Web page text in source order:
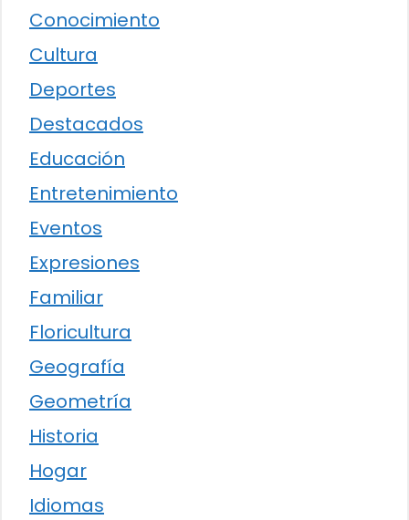
Conocimiento
Cultura
Deportes
Destacados
Educación
Entretenimiento
Eventos
Expresiones
Familiar
Floricultura
Geografía
Geometría
Historia
Hogar
Idiomas